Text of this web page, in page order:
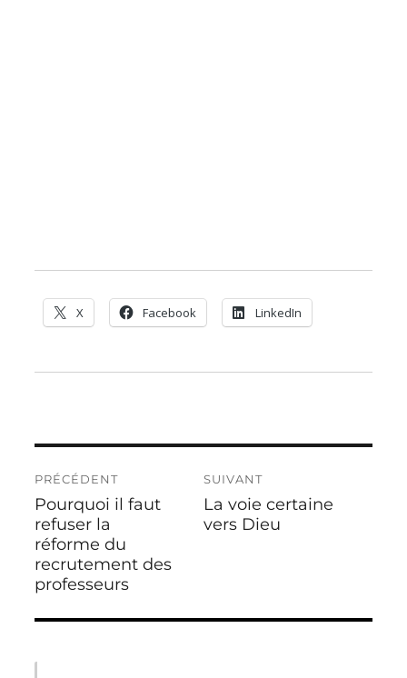
X Facebook LinkedIn
de
l’article
PRÉCÉDENT
Publication
précédente :
Pourquoi il faut
refuser la
réforme du
recrutement des
professeurs
SUIVANT
Publication
suivante :
La voie certaine
vers Dieu